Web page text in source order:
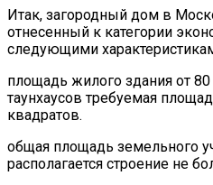
Итак, загородный дом в
отнесенный к категории
следующими
площадь жилого здания от
таунхаусов требуемая
квадратов.
общая площадь земельного
располагается строение не